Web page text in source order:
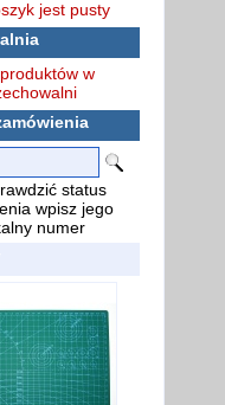
jest pusty
w
status
wpisz jego
numer